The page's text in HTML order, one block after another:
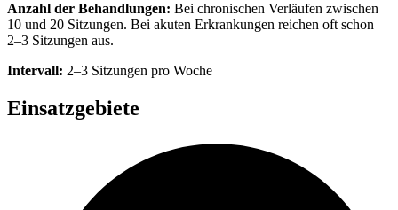
Anzahl der Behandlungen: Bei chronischen Verläufen zwischen
10 und 20 Sitzungen. Bei akuten Erkrankungen reichen oft schon
2–3 Sitzungen aus.
Intervall: 2–3 Sitzungen pro Woche
Einsatzgebiete